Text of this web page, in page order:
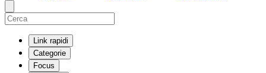
Link rapidi
Categorie
Focus